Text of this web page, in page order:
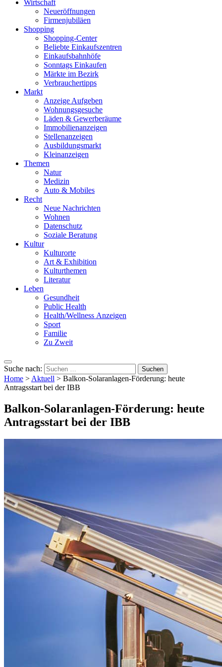
Wirtschaft
Neueröffnungen
Firmenjubiläen
Shopping
Shopping-Center
Beliebte Einkaufszentren
Einkaufsbahnhöfe
Sonntags Einkaufen
Märkte im Bezirk
Verbrauchertipps
Markt
Anzeige Aufgeben
Wohnungsgesuche
Läden & Gewerberäume
Immobilienanzeigen
Stellenanzeigen
Ausbildungsmarkt
Kleinanzeigen
Themen
Natur
Medizin
Auto & Mobiles
Recht
Neue Nachrichten
Wohnen
Datenschutz
Soziale Beratung
Kultur
Kulturorte
Art & Exhibition
Kulturthemen
Literatur
Leben
Gesundheit
Public Health
Health/Wellness Anzeigen
Sport
Familie
Zu Zweit
Suche nach:
Home > Aktuell > Balkon-Solaranlagen-Förderung: heute
Antragsstart bei der IBB
Balkon-Solaranlagen-Förderung: heute
Antragsstart bei der IBB